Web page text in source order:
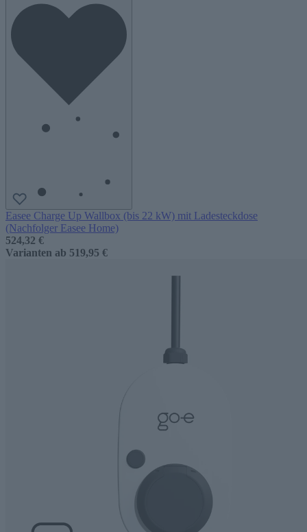
Easee Charge Up Wallbox (bis 22 kW) mit Ladesteckdose
(Nachfolger Easee Home)
524,32 €
Varianten ab 519,95 €